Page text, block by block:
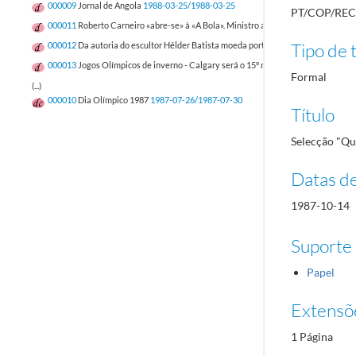
000009 Jornal de Angola 1988-03-25/1988-03-25
000011 Roberto Carneiro «abre-se» à «A Bola». Ministro apresenta e assume
000012 Da autoria do escultor Hélder Batista moeda portuguesa festeja
000013 Jogos Olímpicos de inverno - Calgary será o 15º marco
(...)
000010 Dia Olímpico 1987 1987-07-26/1987-07-30
PT/COP/
Tipo de
Formal
Título
Selecção
Datas
1987-10-14
Suporte
Papel
1 Página